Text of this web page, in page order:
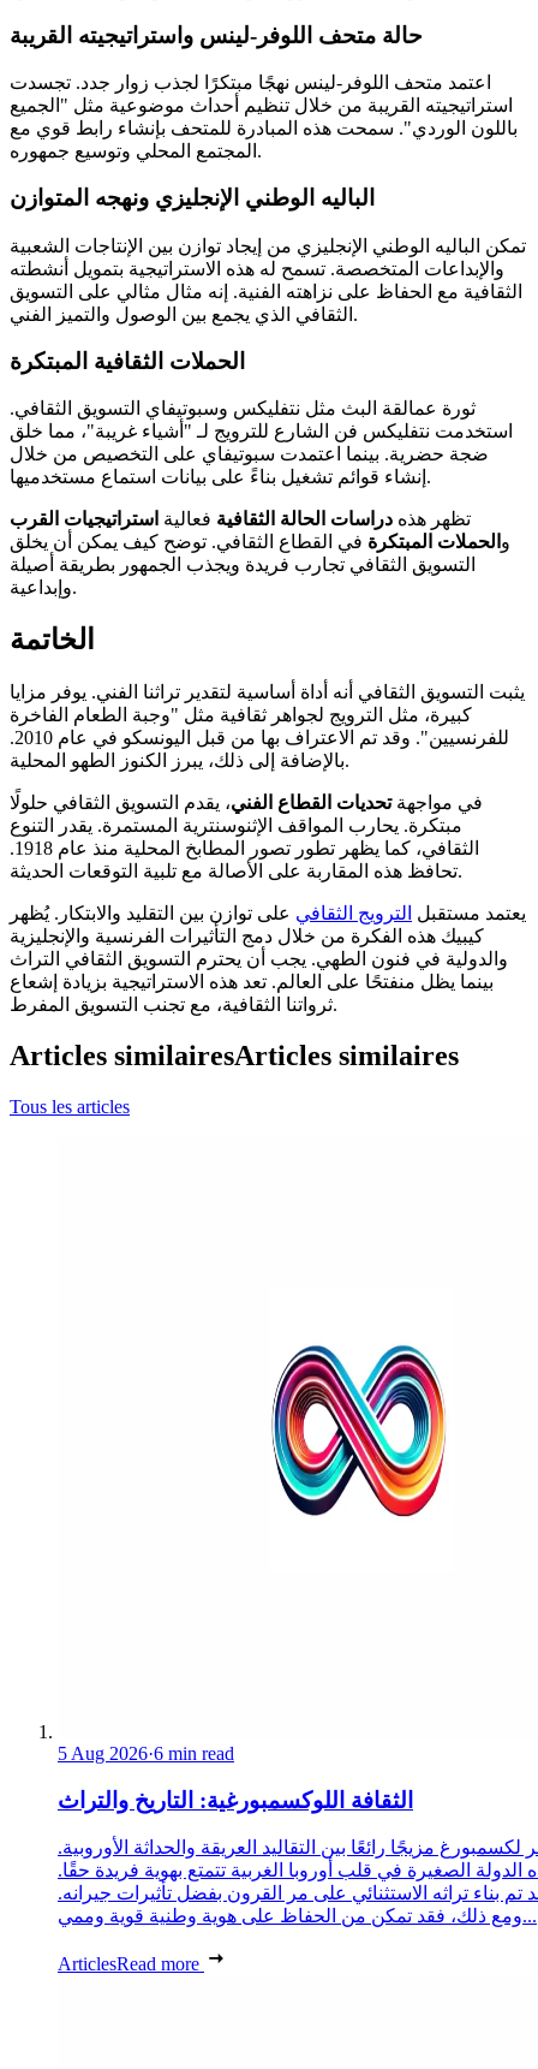
حالة متحف اللوفر-لينس واستراتيجيته القريبة
اعتمد متحف اللوفر-لينس نهجًا مبتكرًا لجذب زوار جدد. تجسدت
استراتيجيته القريبة من خلال تنظيم أحداث موضوعية مثل "الجميع
باللون الوردي". سمحت هذه المبادرة للمتحف بإنشاء رابط قوي مع
المجتمع المحلي وتوسيع جمهوره.
الباليه الوطني الإنجليزي ونهجه المتوازن
تمكن الباليه الوطني الإنجليزي من إيجاد توازن بين الإنتاجات الشعبية
والإبداعات المتخصصة. تسمح له هذه الاستراتيجية بتمويل أنشطته
الثقافية مع الحفاظ على نزاهته الفنية. إنه مثال مثالي على التسويق
الثقافي الذي يجمع بين الوصول والتميز الفني.
الحملات الثقافية المبتكرة
ثورة عمالقة البث مثل نتفليكس وسبوتيفاي التسويق الثقافي.
استخدمت نتفليكس فن الشارع للترويج لـ "أشياء غريبة"، مما خلق
ضجة حضرية. بينما اعتمدت سبوتيفاي على التخصيص من خلال
إنشاء قوائم تشغيل بناءً على بيانات استماع مستخدميها.
تظهر هذه دراسات الحالة الثقافية فعالية استراتيجيات القرب
و الحملات المبتكرة في القطاع الثقافي. توضح كيف يمكن أن يخلق
التسويق الثقافي تجارب فريدة ويجذب الجمهور بطريقة أصيلة
وإبداعية.
الخاتمة
يثبت التسويق الثقافي أنه أداة أساسية لتقدير تراثنا الفني. يوفر مزايا
كبيرة، مثل الترويج لجواهر ثقافية مثل "وجبة الطعام الفاخرة
للفرنسيين". وقد تم الاعتراف بها من قبل اليونسكو في عام 2010.
بالإضافة إلى ذلك، يبرز الكنوز الطهو المحلية.
في مواجهةتحديات القطاع الفني، يقدم التسويق الثقافي حلولًا
مبتكرة. يحارب المواقف الإثنوسنترية المستمرة. يقدر التنوع
الثقافي، كما يظهر تطور تصور المطابخ المحلية منذ عام 1918.
تحافظ هذه المقاربة على الأصالة مع تلبية التوقعات الحديثة.
يعتمد مستقبل الترويج الثقافي على توازن بين التقليد والابتكار. يُظهر
كيبيك هذه الفكرة من خلال دمج التأثيرات الفرنسية والإنجليزية
والدولية في فنون الطهي. يجب أن يحترم التسويق الثقافي التراث
بينما يظل منفتحًا على العالم. تعد هذه الاستراتيجية بزيادة إشعاع
ثرواتنا الثقافية، مع تجنب التسويق المفرط.
Articles similairesArticles similaires
Tous les articles
5 Aug 2026·6 min read
الثقافة اللوكسمبورغية: التاريخ والتراث
لكسمبورغ مزيجًا رائعًا بين التقاليد العريقة والحداثة الأوروبية.
الدولة الصغيرة في قلب أوروبا الغربية تتمتع بهوية فريدة حقًا.
تم بناء تراثه الاستثنائي على مر القرون بفضل تأثيرات جيرانه.
ومع ذلك، فقد تمكن من الحفاظ على هوية وطنية قوية وممي...
ArticlesRead more